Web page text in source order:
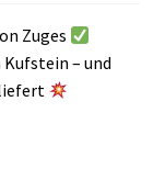
Zuges
– und